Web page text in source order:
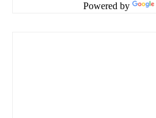
Powered by